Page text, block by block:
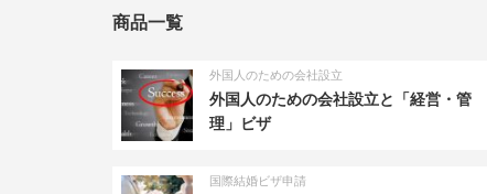
商品一覧
外国人のための会社設立
外国人のための会社設立と「経営・管
理」ビザ
国際結婚ビザ申請